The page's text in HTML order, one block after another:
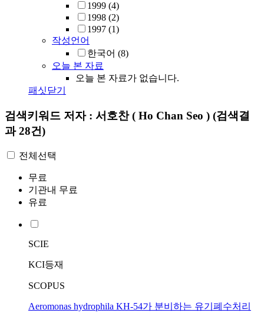
1999 (4)
1998 (2)
1997 (1)
작성언어
한국어 (8)
오늘 본 자료
오늘 본 자료가 없습니다.
패싯닫기
검색키워드 저자 : 서호찬 ( Ho Chan Seo ) (검색결
과 28건)
전체선택
무료
기관내 무료
유료
SCIE
KCI등재
SCOPUS
Aeromonas hydrophila KH-54가 분비하는 유기폐수처리